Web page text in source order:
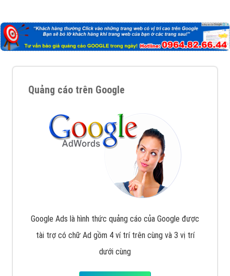
Quảng cáo trên Google
Google Ads là hình thức quảng cáo của Google được
tài trợ có chữ Ad gồm 4 ví trí trên cùng và 3 vị trí
dưới cùng